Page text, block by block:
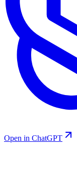
Open in ChatGPT